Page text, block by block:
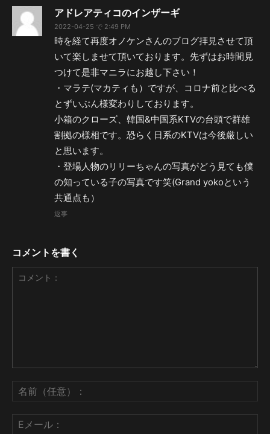
アドレアティコのインザーギ
2022-04-25 で 2:49 PM
時を経て再度オノケンさんのブログ拝見させて頂
いて楽しませて頂いております。先ずはお時間見
つけて是非マニラにお越し下さい！
・マラテ(マカティも）ですが、コロナ前と比べる
とずいぶん様変わりしております。
小箱のクローズ、韓国&中国系KTVの台頭で群雄
割拠の様相です。恐らく日系のKTVは今後厳しい
と思います。
・登場人物のリリーちゃんの写真がどう見ても僕
の知っている子の写真です笑(Grand yokoという
共通点も）
返事
コメントを書く